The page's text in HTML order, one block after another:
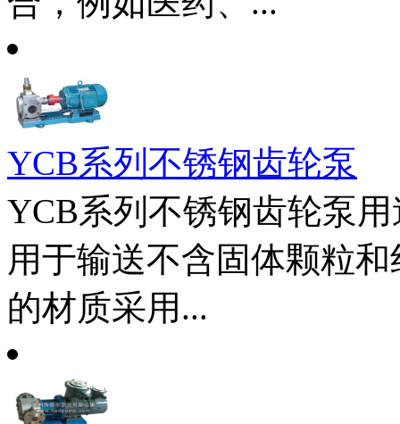
YCB系列不锈钢齿轮泵
YCB系列不锈钢齿轮泵
用于输送不含固体颗粒
的材质采用...